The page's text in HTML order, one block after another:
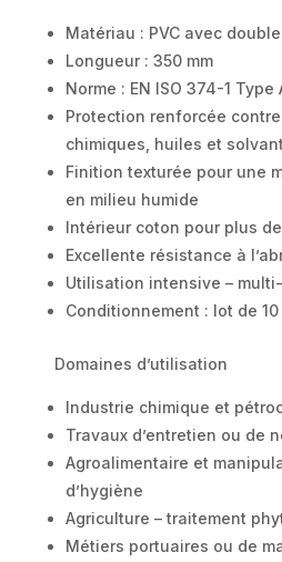
Matériau : PVC avec
Longueur : 350 mm
Norme : EN ISO 374-1 Type
Protection renforcée
chimiques, huiles et
Finition texturée pour une
en milieu humide
Intérieur coton pour plus
Excellente résistance à
Utilisation intensive –
Conditionnement : lot de
Domaines d’utilisation
Industrie chimique et
Travaux d’entretien ou de
Agroalimentaire et
d’hygiène
Agriculture – traitement
Métiers portuaires ou de